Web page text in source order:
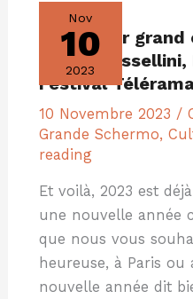
Nov
10
2023
L’Italie sur
2024 :
Festival
10 Novembre 2023 /
Grande Schermo,
reading
Et voilà, 2023 est
une nouvelle année
que nous vous
heureuse, à Paris
nouvelle année dit
ÉCRAN,
JANVIER
2024
:
ROSSELLINI,
MOI
ET
FESTIVAL
TÉLÉRAMA